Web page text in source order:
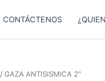
CONTÁCTENOS
/ GAZA ANTISISMICA 2″